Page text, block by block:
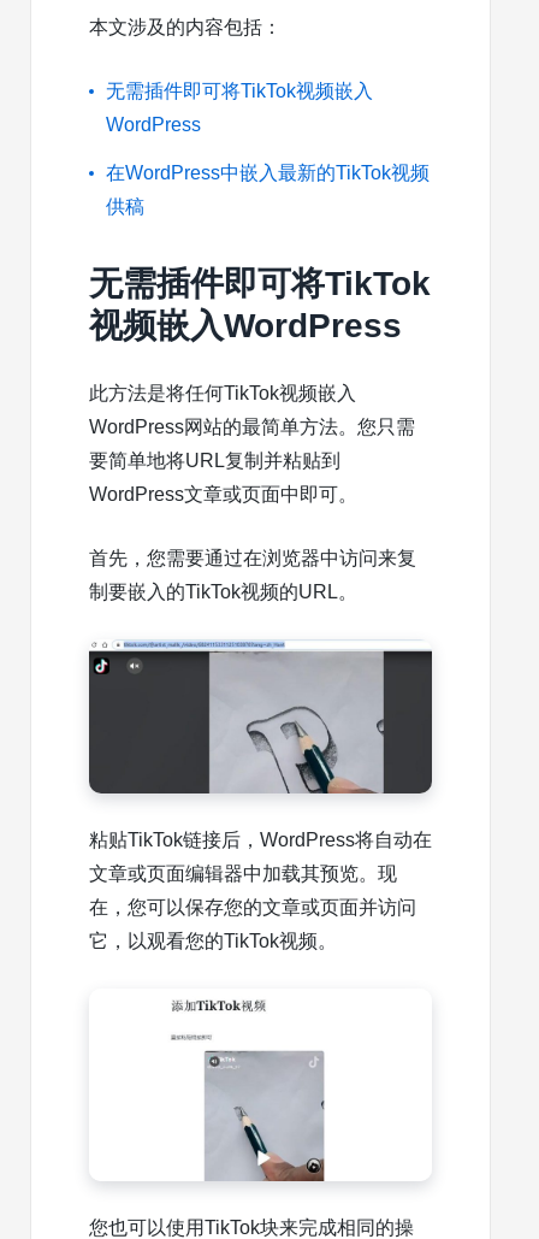
本文涉及的内容包括：
无需插件即可将TikTok视频嵌入
WordPress
在WordPress中嵌入最新的TikTok视频
供稿
无需插件即可将TikTok
视频嵌入WordPress
此方法是将任何TikTok视频嵌入
WordPress网站的最简单方法。您只需
要简单地将URL复制并粘贴到
WordPress文章或页面中即可。
首先，您需要通过在浏览器中访问来复
制要嵌入的TikTok视频的URL。
粘贴TikTok链接后，WordPress将自动在
文章或页面编辑器中加载其预览。现
在，您可以保存您的文章或页面并访问
它，以观看您的TikTok视频。
您也可以使用TikTok块来完成相同的操